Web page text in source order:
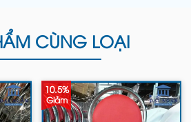
CÙNG LOẠI
10.5%
Giảm